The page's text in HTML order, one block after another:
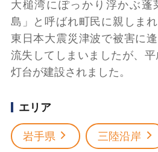
大槌湾にぽっかり浮かぶ蓬
島」と呼ばれ町民に親しま
東日本大震災津波で被害に
流失してしまいましたが、
灯台が建設されました。
エリア
岩手県 三陸沿岸